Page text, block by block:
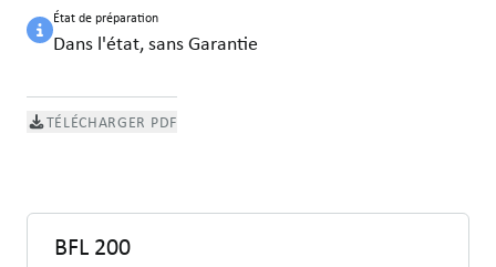
État de préparation
Dans l'état, sans Garantie
TÉLÉCHARGER PDF
BFL 200